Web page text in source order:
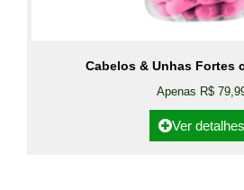
Cabelos & Unhas Fortes
Apenas R$
Ver detalhes